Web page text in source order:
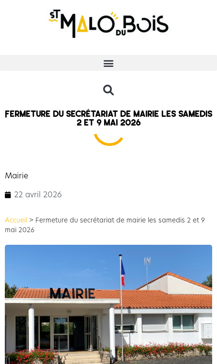
Fermeture du secrétariat de mairie les samedis
2 et 9 mai 2026
Mairie
22 avril 2026
Accueil > Fermeture du secrétariat de mairie les samedis 2 et 9
mai 2026